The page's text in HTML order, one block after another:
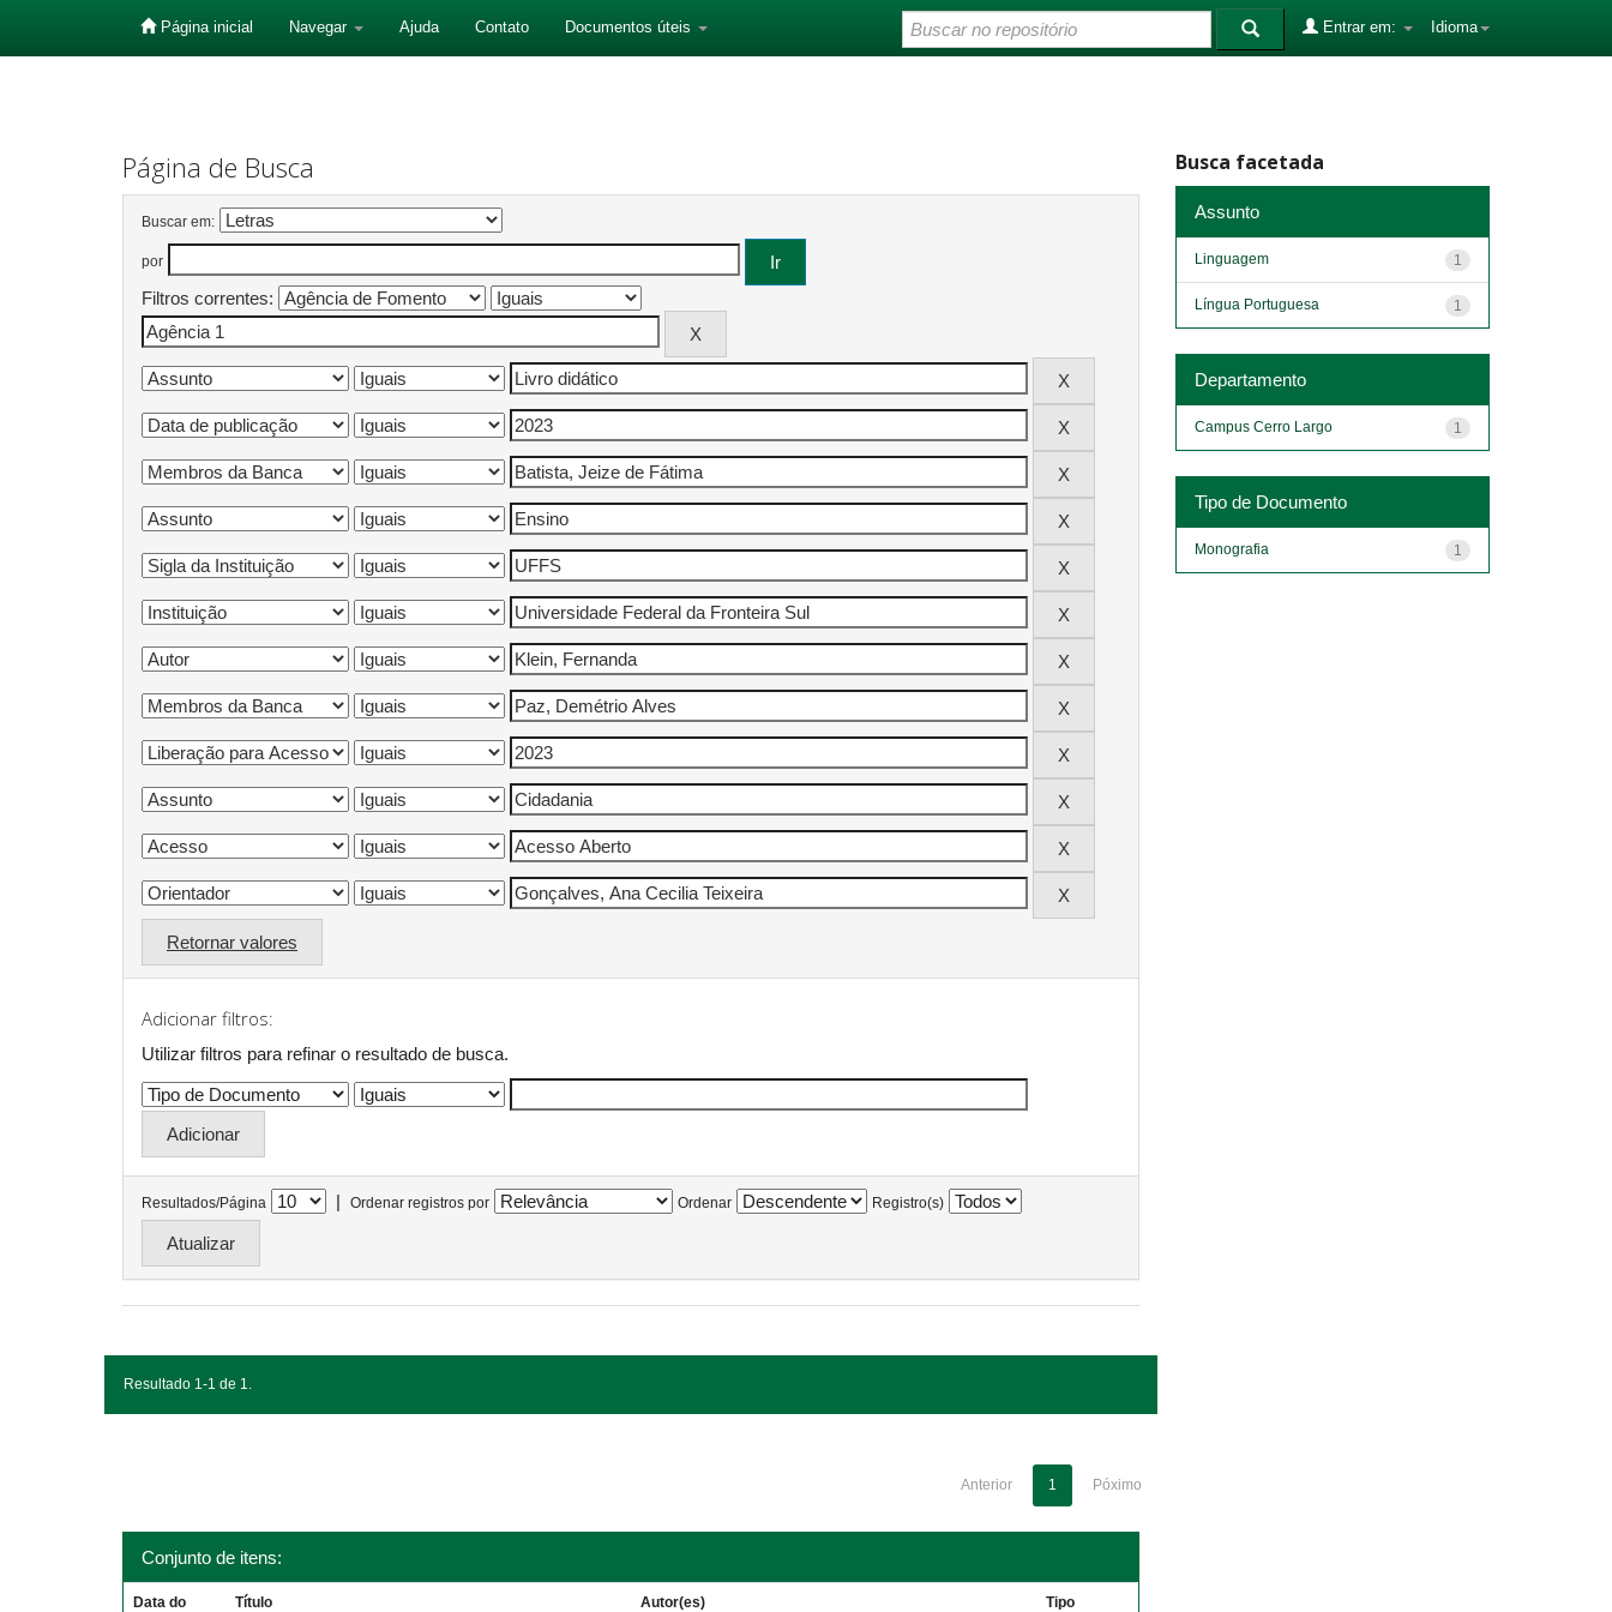
Página inicial Navegar Ajuda Contato Documentos úteis Idioma
Entrar em:
Página de Busca
Buscar em:
por
Filtros correntes:
Retornar valores
Adicionar filtros:
Utilizar filtros para refinar o resultado de busca.
Resultados/Página | Ordenar registros por Ordenar Registro(s)
Resultado 1-1 de 1.
Anterior 1 Póximo
Conjunto de itens:
Data do Título Autor(es) Tipo
Busca facetada
Assunto
1
Linguagem
1
Língua Portuguesa
Departamento
1
Campus Cerro Largo
Tipo de Documento
1
Monografia